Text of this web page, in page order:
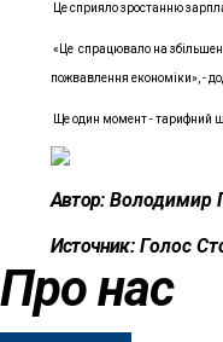
Це сприяло зростанню
«Це спрацювало на
пожвавлення економіки», -
Ще один момент - тарифний
Автор: Володимир
Источник: Голос
Про нас